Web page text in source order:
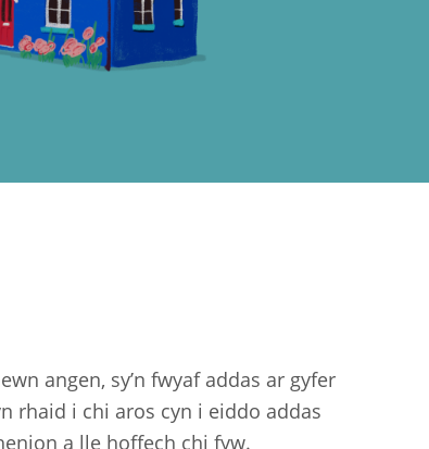
angen, sy’n fwyaf addas ar gyfer
rhaid i chi aros cyn i eiddo addas
a lle hoffech chi fyw.